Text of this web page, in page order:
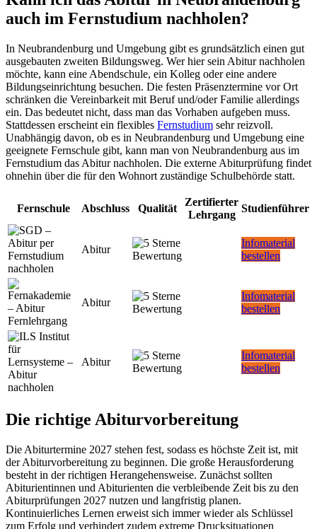
auch im Fernstudium nachholen?
In Neubrandenburg und Umgebung gibt es grundsätzlich einen gut
ausgebauten zweiten Bildungsweg. Wer hier sein Abitur nachholen
möchte, kann eine Abendschule, ein Kolleg oder eine andere
Bildungseinrichtung besuchen. Die festen Präsenztermine vor Ort
schränken die Vereinbarkeit mit Beruf und/oder Familie allerdings
ein. Das bedeutet nicht, dass man das Vorhaben aufgeben muss.
Stattdessen erscheint ein flexibles Fernstudium sehr reizvoll.
Unabhängig davon, ob es in Neubrandenburg und Umgebung eine
geeignete Fernschule gibt, kann man von Neubrandenburg aus im
Fernstudium das Abitur nachholen. Die externe Abiturprüfung findet
ohnehin über die für den Wohnort zuständige Schulbehörde statt.
Fernschule Abschluss Qualität
Zertifierter
Lehrgang
Studienführer
Abitur
Infomaterial
bestellen
Abitur
Infomaterial
bestellen
Abitur
Infomaterial
bestellen
Die richtige Abiturvorbereitung
Die Abiturtermine 2027 stehen fest, sodass es höchste Zeit ist, mit
der Abiturvorbereitung zu beginnen. Die große Herausforderung
besteht in der richtigen Herangehensweise. Zunächst sollten
Abiturientinnen und Abiturienten die verbleibende Zeit bis zu den
Abiturprüfungen 2027 nutzen und langfristig planen.
Kontinuierliches Lernen erweist sich immer wieder als Schlüssel
zum Erfolg und verhindert zudem extreme Drucksituationen